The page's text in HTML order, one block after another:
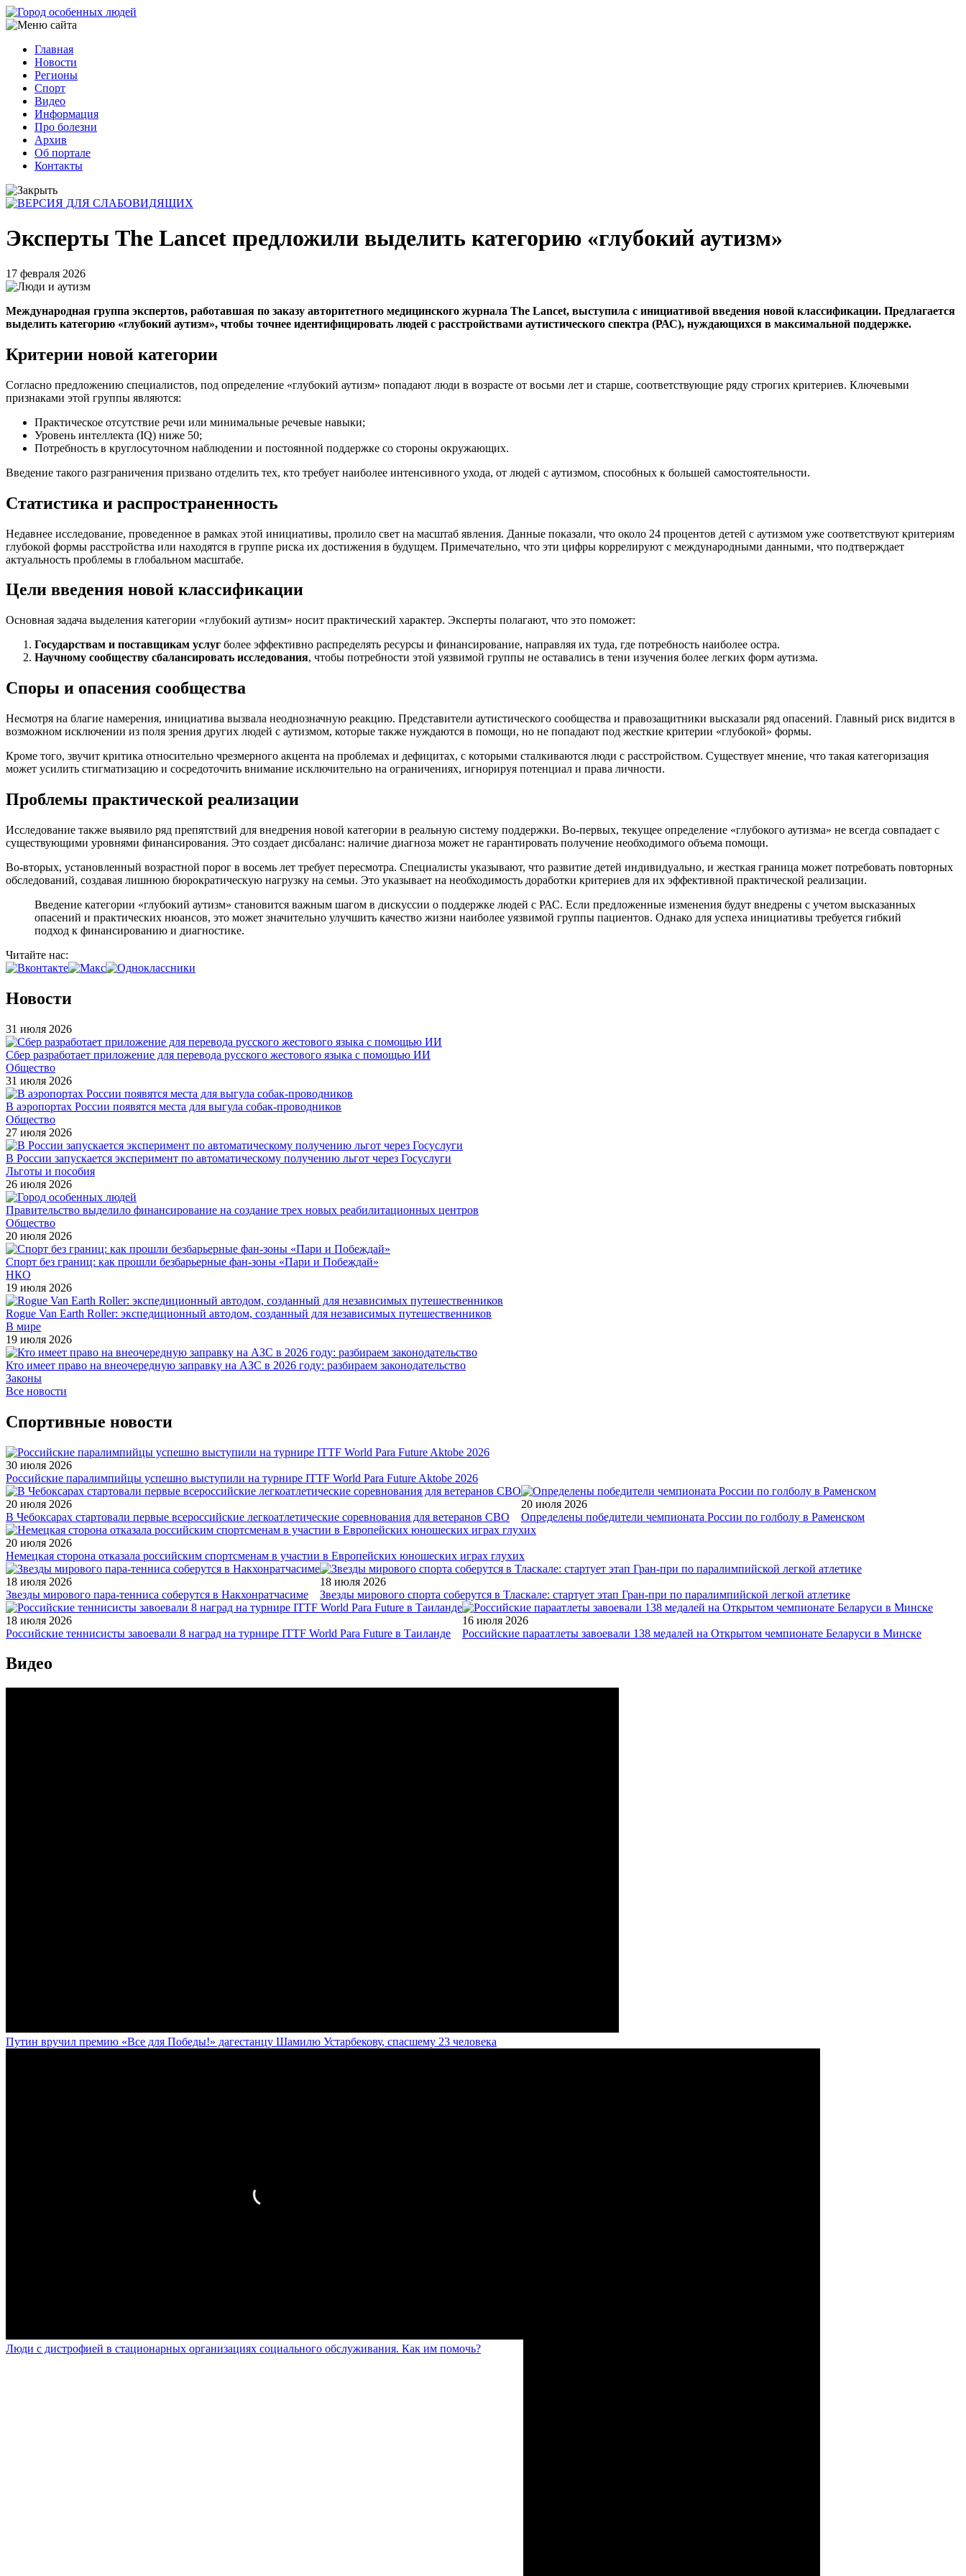
Перейти
к
содержанию
Основная
навигация
Главная
Новости
Регионы
Спорт
Видео
Информация
Про болезни
Архив
Об портале
Контакты
Эксперты The Lancet предложили выделить категорию «глубокий аутизм»
17 февраля 2026
Международная группа экспертов, работавшая по заказу авторитетного медицинского журнала The Lancet, выступила с инициативой введения новой классификации. Предлагается
выделить категорию «глубокий аутизм», чтобы точнее идентифицировать людей с расстройствами аутистического спектра (РАС), нуждающихся в максимальной поддержке.
Критерии новой категории
Согласно предложению специалистов, под определение «глубокий аутизм» попадают люди в возрасте от восьми лет и старше, соответствующие ряду строгих критериев. Ключевыми
признаками этой группы являются:
Практическое отсутствие речи или минимальные речевые навыки;
Уровень интеллекта (IQ) ниже 50;
Потребность в круглосуточном наблюдении и постоянной поддержке со стороны окружающих.
Введение такого разграничения призвано отделить тех, кто требует наиболее интенсивного ухода, от людей с аутизмом, способных к большей самостоятельности.
Статистика и распространенность
Недавнее исследование, проведенное в рамках этой инициативы, пролило свет на масштаб явления. Данные показали, что около 24 процентов детей с аутизмом уже соответствуют критериям
глубокой формы расстройства или находятся в группе риска их достижения в будущем. Примечательно, что эти цифры коррелируют с международными данными, что подтверждает
актуальность проблемы в глобальном масштабе.
Цели введения новой классификации
Основная задача выделения категории «глубокий аутизм» носит практический характер. Эксперты полагают, что это поможет:
Государствам и поставщикам услуг более эффективно распределять ресурсы и финансирование, направляя их туда, где потребность наиболее остра.
Научному сообществу сбалансировать исследования, чтобы потребности этой уязвимой группы не оставались в тени изучения более легких форм аутизма.
Споры и опасения сообщества
Несмотря на благие намерения, инициатива вызвала неоднозначную реакцию. Представители аутистического сообщества и правозащитники высказали ряд опасений. Главный риск видится в
возможном исключении из поля зрения других людей с аутизмом, которые также нуждаются в помощи, но не попадают под жесткие критерии «глубокой» формы.
Кроме того, звучит критика относительно чрезмерного акцента на проблемах и дефицитах, с которыми сталкиваются люди с расстройством. Существует мнение, что такая категоризация
может усилить стигматизацию и сосредоточить внимание исключительно на ограничениях, игнорируя потенциал и права личности.
Проблемы практической реализации
Исследование также выявило ряд препятствий для внедрения новой категории в реальную систему поддержки. Во-первых, текущее определение «глубокого аутизма» не всегда совпадает с
существующими уровнями финансирования. Это создает дисбаланс: наличие диагноза может не гарантировать получение необходимого объема помощи.
Во-вторых, установленный возрастной порог в восемь лет требует пересмотра. Специалисты указывают, что развитие детей индивидуально, и жесткая граница может потребовать повторных
обследований, создавая лишнюю бюрократическую нагрузку на семьи. Это указывает на необходимость доработки критериев для их эффективной практической реализации.
Введение категории «глубокий аутизм» становится важным шагом в дискуссии о поддержке людей с РАС. Если предложенные изменения будут внедрены с учетом высказанных
опасений и практических нюансов, это может значительно улучшить качество жизни наиболее уязвимой группы пациентов. Однако для успеха инициативы требуется гибкий
подход к финансированию и диагностике.
Читайте нас:
Новости
31 июля 2026
Сбер разработает приложение для перевода русского жестового языка с помощью ИИ
Общество
31 июля 2026
В аэропортах России появятся места для выгула собак-проводников
Общество
27 июля 2026
В России запускается эксперимент по автоматическому получению льгот через Госуслуги
Льготы и пособия
26 июля 2026
Правительство выделило финансирование на создание трех новых реабилитационных центров
Общество
20 июля 2026
Спорт без границ: как прошли безбарьерные фан-зоны «Пари и Побеждай»
НКО
19 июля 2026
Rogue Van Earth Roller: экспедиционный автодом, созданный для независимых путешественников
В мире
19 июля 2026
Кто имеет право на внеочередную заправку на АЗС в 2026 году: разбираем законодательство
Законы
Все новости
Спортивные новости
30 июля 2026
Российские паралимпийцы успешно выступили на турнире ITTF World Para Future Aktobe 2026
20 июля 2026
В Чебоксарах стартовали первые всероссийские легкоатлетические соревнования для ветеранов СВО
20 июля 2026
Определены победители чемпионата России по голболу в Раменском
20 июля 2026
Немецкая сторона отказала российским спортсменам в участии в Европейских юношеских играх глухих
18 июля 2026
Звезды мирового пара-тенниса соберутся в Накхонратчасиме
18 июля 2026
Звезды мирового спорта соберутся в Тласкале: стартует этап Гран-при по паралимпийской легкой атлетике
18 июля 2026
Российские теннисисты завоевали 8 наград на турнире ITTF World Para Future в Таиланде
16 июля 2026
Российские параатлеты завоевали 138 медалей на Открытом чемпионате Беларуси в Минске
Видео
Путин вручил премию «Все для Победы!» дагестанцу Шамилю Устарбекову, спасшему 23 человека
Люди с дистрофией в стационарных организациях социального обслуживания. Как им помочь?